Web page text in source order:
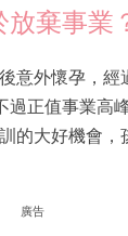
棄事業
意外懷孕，經
過正值事業高
的大好機會，
廣告